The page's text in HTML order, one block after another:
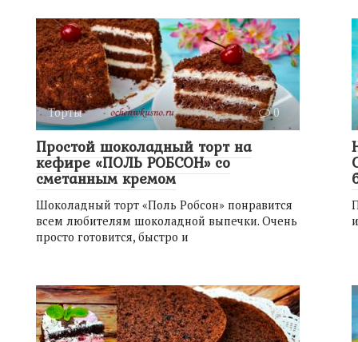
Торты 0
Простой шоколадный торт на
кефире «ПОЛЬ РОБСОН» со
сметанным кремом
Шоколадный торт «Поль Робсон» понравится
всем любителям шоколадной выпечки. Очень
просто готовится, быстро и